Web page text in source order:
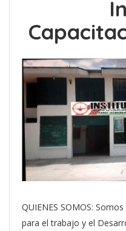
QUIENES SOMOS:
para el trabajo y el